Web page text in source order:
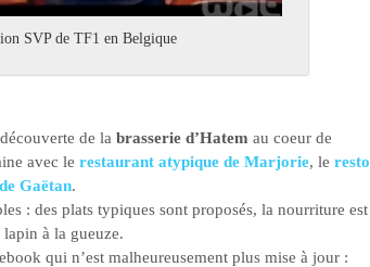
SVP de TF1 en Belgique
de la brasserie d’Hatem au coeur de
avec le restaurant atypique de Marjorie, le resto
Gaëtan.
: des plats typiques sont proposés, la nourriture est
à la gueuze.
qui n’est malheureusement plus mise à jour :